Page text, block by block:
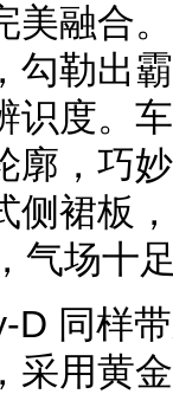
美融合
勾勒出
识度。
廓，巧
侧裙板
气场十
D 同样
采用黄